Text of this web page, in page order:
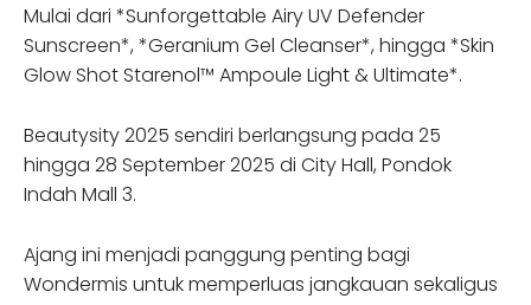
Mulai dari *Sunforgettable Airy UV Defender
Sunscreen*, *Geranium Gel Cleanser*, hingga *Skin
Glow Shot Starenol™ Ampoule Light & Ultimate*.
Beautysity 2025 sendiri berlangsung pada 25
hingga 28 September 2025 di City Hall, Pondok
Indah Mall 3.
Ajang ini menjadi panggung penting bagi
Wondermis untuk memperluas jangkauan sekaligus